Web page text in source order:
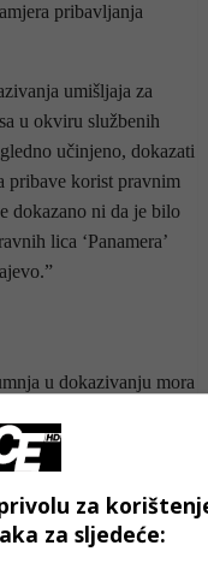
pribavljanja
umišljaja za
u okviru službenih
učinjeno, dokazati
pribave korist pravnim
dokazano ni da je bilo
lica ‘Panamera’
u dokazivanju mora
u kojoj namjeri su
boravišta i
dodatne mjere
za
za sljedeće: